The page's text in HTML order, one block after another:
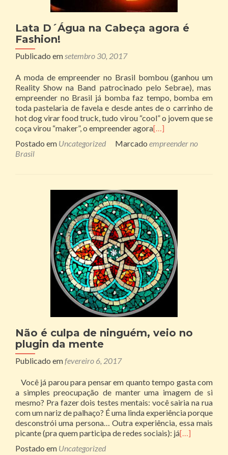
Lata D´Água na Cabeça agora é
Fashion!
Publicado emsetembro 30, 2017
A moda de empreender no Brasil bombou (ganhou um
Reality Show na Band patrocinado pelo Sebrae), mas
empreender no Brasil já bomba faz tempo, bomba em
toda pastelaria de favela e desde antes de o carrinho de
hot dog virar food truck, tudo virou “cool” o jovem que se
coça virou “maker”, o empreender agora[…]
Postado em Uncategorized Marcado empreender no
Brasil
Não é culpa de ninguém, veio no
plugin da mente
Publicado emfevereiro 6, 2017
Você já parou para pensar em quanto tempo gasta com
a simples preocupação de manter uma imagem de si
mesmo? Pra fazer dois testes mentais: você sairia na rua
com um nariz de palhaço? É uma linda experiência porque
desconstrói uma persona… Outra experiência, essa mais
picante (pra quem participa de redes sociais): já[…]
Postado em Uncategorized